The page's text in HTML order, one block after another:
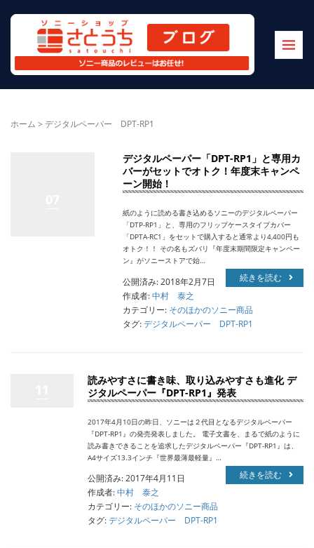
ホーム > デジタルペーパー DPT-RP1
デジタルペーパー「DPT-RP1」と専用カ
バーがセットでオトク！年度末キャンペ
ーン開始！
紙のように読める書き込めるソニーのデジタルペーパー
「DTP-RP1」と、専用のフリップケースタイプカバー
「DPTA-RC1」をセットで購入すると通常より4,400円も
オトク！！ その名もズバリ『年度末期間限定キャンペー
ン』がソニーストアで始…
続きを読む
公開済み: 2018年2月7日
作成者:中村 泰之
カテゴリー: そのほかのソニー商品
タグ:デジタルペーパー DPT-RP1
読みやすさに書き味、取り込みやすさも進化 デ
ジタルペーパー『DPT-RP1』発表
2017年4月10日の昨日、ソニーは２代目となるデジタルペーパー
『DPT-RP1』の発売発表しました。 電子文書を、まるで紙のように
読み書きできることを追求したデジタルペーパー『DPT-RP1』は、
A4サイズ13.3インチ『世界最薄最軽量』…
続きを読む
公開済み: 2017年4月11日
作成者:中村 泰之
カテゴリー: そのほかのソニー商品
タグ:デジタルペーパー DPT-RP1